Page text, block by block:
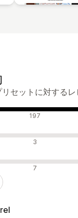
セットに対するレ
197
3
7